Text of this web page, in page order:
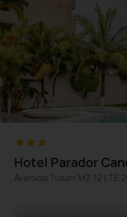
Hotel Parador
Avenida Tulum MZ 12 LTE